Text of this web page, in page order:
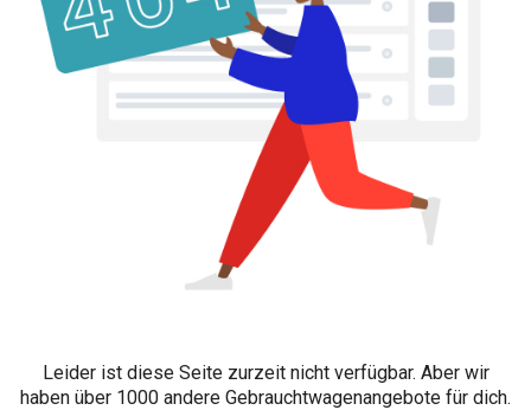
Leider ist diese Seite zurzeit nicht verfügbar. Aber wir
haben über 1000 andere Gebrauchtwagenangebote für dich.